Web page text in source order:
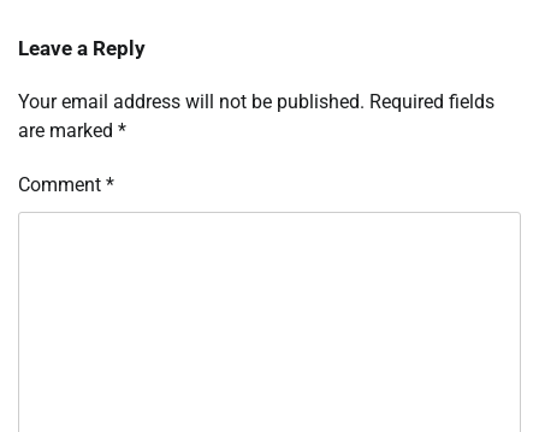
Leave a Reply
Your email address will not be published. Required fields
are marked *
Comment *